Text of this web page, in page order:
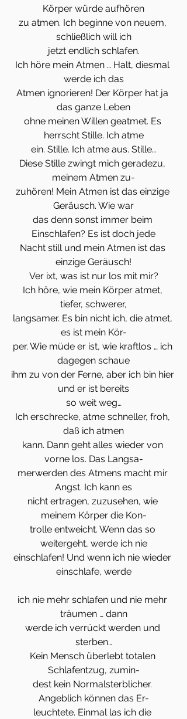
Körper würde aufhören
zu atmen. Ich beginne von neuem,
schließlich will ich
jetzt endlich schlafen.
Ich höre mein Atmen … Halt, diesmal
werde ich das
Atmen ignorieren! Der Körper hat ja
das ganze Leben
ohne meinen Willen geatmet. Es
herrscht Stille. Ich atme
ein. Stille. Ich atme aus. Stille…
Diese Stille zwingt mich geradezu,
meinem Atmen zu-
zuhören! Mein Atmen ist das einzige
Geräusch. Wie war
das denn sonst immer beim
Einschlafen? Es ist doch jede
Nacht still und mein Atmen ist das
einzige Geräusch!
Ver ixt, was ist nur los mit mir?
Ich höre, wie mein Körper atmet,
tiefer, schwerer,
langsamer. Es bin nicht ich, die atmet,
es ist mein Kör-
per. Wie müde er ist, wie kraftlos … ich
dagegen schaue
ihm zu von der Ferne, aber ich bin hier
und er ist bereits
so weit weg…
Ich erschrecke, atme schneller, froh,
daß ich atmen
kann. Dann geht alles wieder von
vorne los. Das Langsa-
merwerden des Atmens macht mir
Angst. Ich kann es
nicht ertragen, zuzusehen, wie
meinem Körper die Kon-
trolle entweicht. Wenn das so
weitergeht, werde ich nie
einschlafen! Und wenn ich nie wieder
einschlafe, werde
ich nie mehr schlafen und nie mehr
träumen … dann
werde ich verrückt werden und
sterben…
Kein Mensch überlebt totalen
Schlafentzug, zumin-
dest kein Normalsterblicher.
Angeblich können das Er-
leuchtete. Einmal las ich die